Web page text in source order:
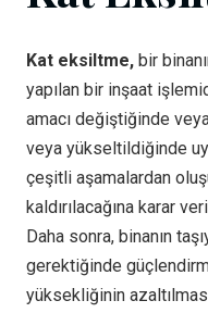
Kat eksiltme, bir
yapılan bir inşaat
amacı değiştiğinde
veya yükseltildiğinde
çeşitli aşamalardan
kaldırılacağına karar
Daha sonra, binanın
gerektiğinde
yüksekliğinin